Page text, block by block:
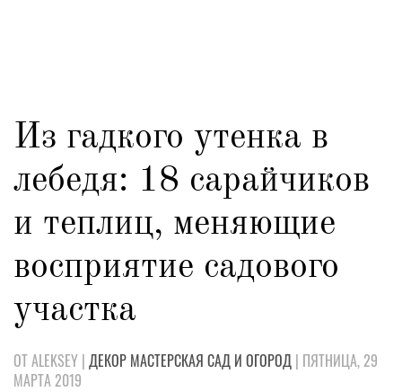
Из гадкого утенка в
лебедя: 18 сарайчиков
и теплиц, меняющие
восприятие садового
участка
ОТ ALEKSEY | ДЕКОР МАСТЕРСКАЯ САД И ОГОРОД | ПЯТНИЦА, 29
МАРТА 2019